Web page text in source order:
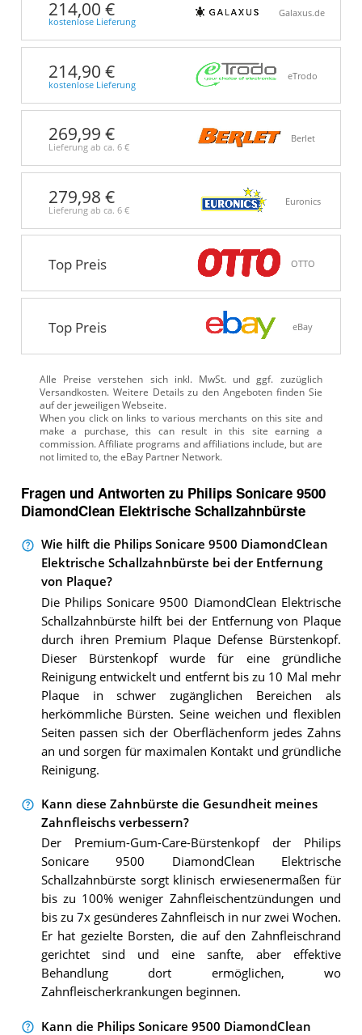
214,00 €
kostenlose Lieferung
Galaxus.de
214,90 €
kostenlose Lieferung
eTrodo
269,99 €
Lieferung ab ca. 6 €
Berlet
279,98 €
Lieferung ab ca. 6 €
Euronics
Top Preis OTTO
Top Preis eBay
Alle Preise verstehen sich inkl. MwSt. und ggf. zuzüglich
Versandkosten. Weitere Details zu den Angeboten finden Sie
auf der jeweiligen Webseite.
Fragen und Antworten zu Philips Sonicare 9500
DiamondClean Elektrische Schallzahnbürste
Wie hilft die Philips Sonicare 9500 DiamondClean
Elektrische Schallzahnbürste bei der Entfernung
von Plaque?
Die Philips Sonicare 9500 DiamondClean Elektrische
Schallzahnbürste hilft bei der Entfernung von Plaque
durch ihren Premium Plaque Defense Bürstenkopf.
Dieser Bürstenkopf wurde für eine gründliche
Reinigung entwickelt und entfernt bis zu 10 Mal mehr
Plaque in schwer zugänglichen Bereichen als
herkömmliche Bürsten. Seine weichen und flexiblen
Seiten passen sich der Oberflächenform jedes Zahns
an und sorgen für maximalen Kontakt und gründliche
Reinigung.
Kann diese Zahnbürste die Gesundheit meines
Zahnfleischs verbessern?
Der Premium-Gum-Care-Bürstenkopf der Philips
Sonicare 9500 DiamondClean Elektrische
Schallzahnbürste sorgt klinisch erwiesenermaßen für
bis zu 100% weniger Zahnfleischentzündungen und
bis zu 7x gesünderes Zahnfleisch in nur zwei Wochen.
Er hat gezielte Borsten, die auf den Zahnfleischrand
gerichtet sind und eine sanfte, aber effektive
Behandlung dort ermöglichen, wo
Zahnfleischerkrankungen beginnen.
Kann die Philips Sonicare 9500 DiamondClean